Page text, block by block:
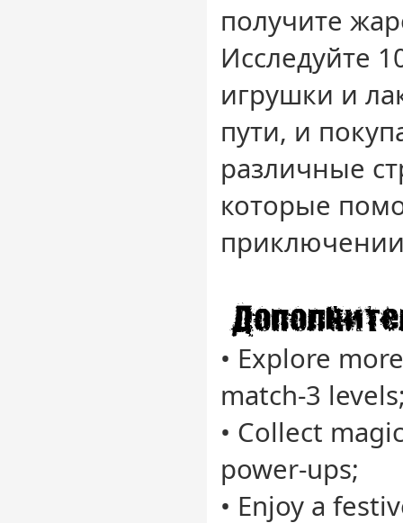
получите
Исследуйте
игрушки и
пути, и
различные
которые
• Explore
match-3
• Collect
power-ups;
• Enjoy a